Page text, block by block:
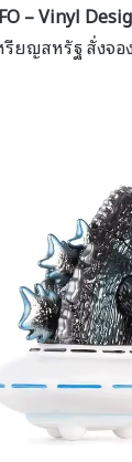
– Vinyl
รียญสหรัฐ สั่งจ